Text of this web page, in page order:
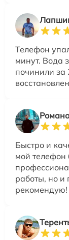
Телефон
минут. Вода
починили за
Быстро и
мой телефон
работы, но и
рекомендую!